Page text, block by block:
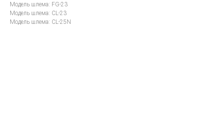
Модель шлема: FG-23
Модель шлема: CL-23
Модель шлема: CL-25N